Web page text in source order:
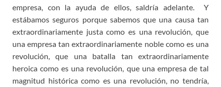
empresa, con la ayuda de ellos, saldría adelante. Y
estábamos seguros porque sabemos que una causa tan
extraordinariamente justa como es una revolución, que
una empresa tan extraordinariamente noble como es una
revolución, que una batalla tan extraordinariamente
heroica como es una revolución, que una empresa de tal
magnitud histórica como es una revolución, no tendría,